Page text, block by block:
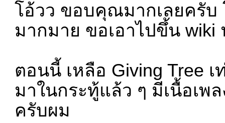
โอ้วว ขอบคุณมากเลยครับ
มากมาย ขอเอาไปขึ้น wiki
ตอนนี้ เหลือ Giving Tree
มาในกระทู้แล้ว ๆ มีเนื้อเพ
ครับผม